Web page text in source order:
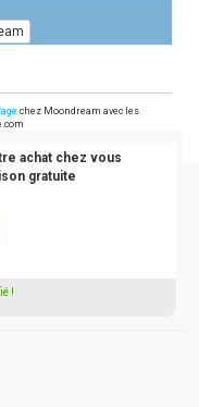
chez Moondream avec les
achat chez vous
gratuite
!